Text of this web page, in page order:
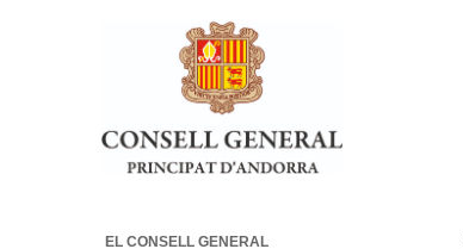
Ves al contingut.
Salta a la navegació
EL CONSELL GENERAL